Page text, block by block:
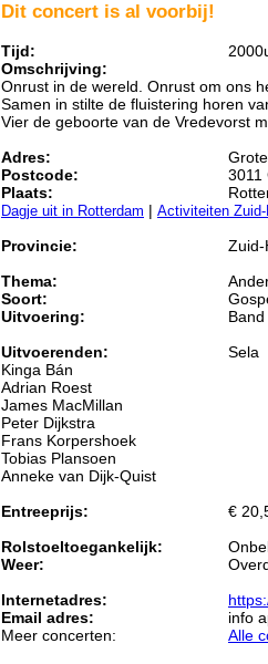
Dit concert is al voorbij!
Tijd:
Omschrijving:
Onrust in de wereld. Onrust om ons
Samen in stilte de fluistering horen
Vier de geboorte van de Vredevorst
Adres:
Postcode:
3011
Plaats:
Dagje uit in Rotterdam | Activiteiten Zuid-
Provincie:
Zuid-
Thema:
Soort:
Uitvoering:
Band
Uitvoerenden:
Sela
Kinga Bán
Adrian Roest
James MacMillan
Peter Dijkstra
Frans Korpershoek
Tobias Plansoen
Anneke van Dijk-Quist
Entreeprijs:
€
Rolstoeltoegankelijk:
Weer:
Internetadres:
Email adres:
info
Meer concerten:
Alle